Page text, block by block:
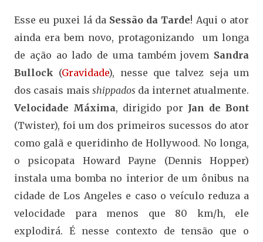
Esse eu puxei lá da Sessão da Tarde! Aqui o ator
ainda era bem novo, protagonizando um longa
de ação ao lado de uma também jovem Sandra
Bullock (Gravidade), nesse que talvez seja um
dos casais mais shippados da internet atualmente.
Velocidade Máxima, dirigido por Jan de Bont
(Twister), foi um dos primeiros sucessos do ator
como galã e queridinho de Hollywood. No longa,
o psicopata Howard Payne (Dennis Hopper)
instala uma bomba no interior de um ônibus na
cidade de Los Angeles e caso o veículo reduza a
velocidade para menos que 80 km/h, ele
explodirá. É nesse contexto de tensão que o